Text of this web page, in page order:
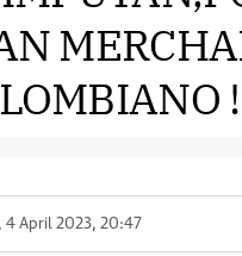
4 April 2023, 20:47